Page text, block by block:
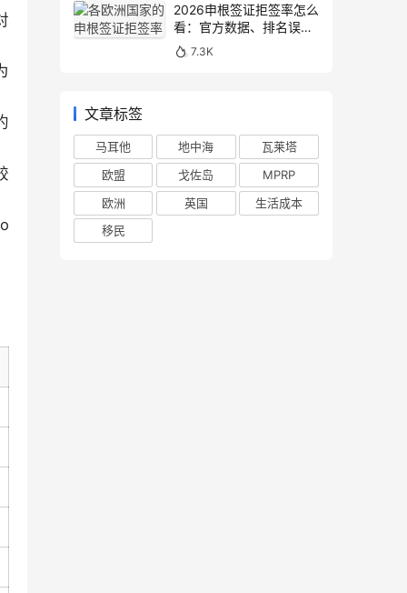
2026申根签证拒签率怎么
看：官方数据、排名误区
和申请避坑
7.3K
文章标签
马耳他 地中海
瓦莱塔
欧盟
戈佐岛
MPRP
欧洲
英国
生活成本
移民